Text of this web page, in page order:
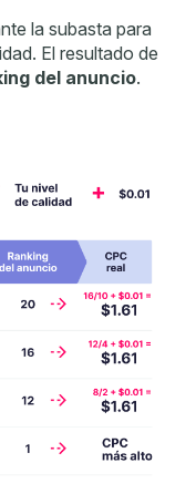
la subasta para
El resultado de
del anuncio.